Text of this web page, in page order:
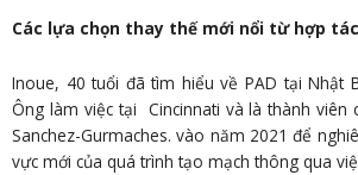
Các lựa chọn thay thế mới nổi từ hợp
Inoue, 40 tuổi đã tìm hiểu về PAD tại Nhật
Ông làm việc tại Cincinnati và là thành viên
Sanchez-Gurmaches. vào năm 2021 để
vực mới của quá trình tạo mạch thông qua